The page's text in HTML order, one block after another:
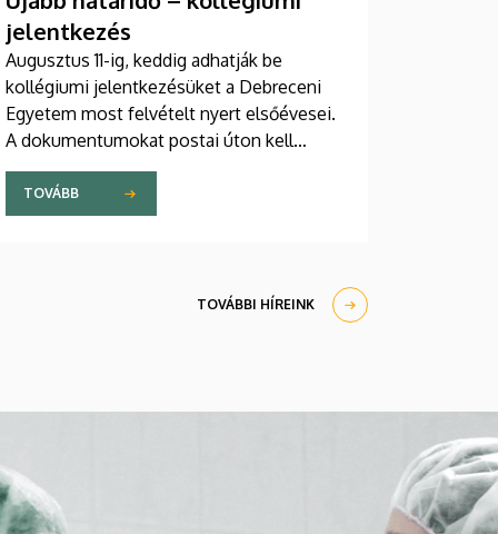
jelentkezés
Augusztus 11-ig, keddig adhatják be
kollégiumi jelentkezésüket a Debreceni
Egyetem most felvételt nyert elsőévesei.
A dokumentumokat postai úton kell
eljuttatniuk a DE Kollégiumi Felvételi és
Szociális Iroda címére. A kollégiumi
férőhelyekről a gólyák a Kollégiumi
TOVÁBB
TOVÁBBI HÍREINK